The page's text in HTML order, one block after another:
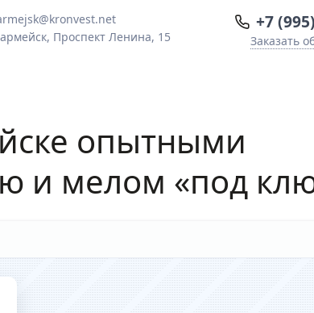
Проспект Ленина, 15
+7
Заказать
опытными
и мелом «под